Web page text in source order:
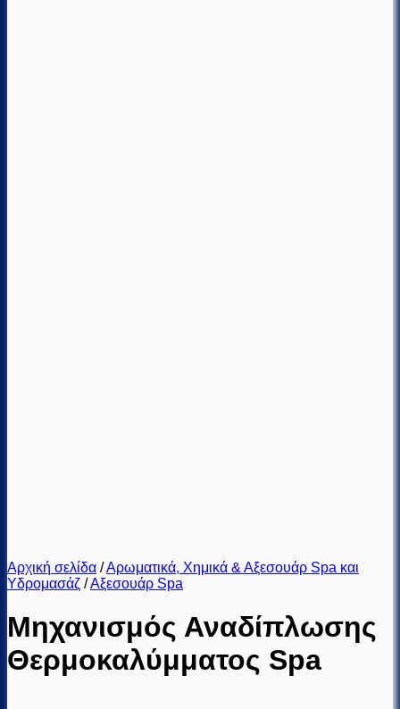
Αρχική σελίδα /Αρωματικά, Χημικά & Αξεσουάρ Spa και
Υδρομασάζ /Αξεσουάρ Spa
Μηχανισμός Αναδίπλωσης
Θερμοκαλύμματος Spa